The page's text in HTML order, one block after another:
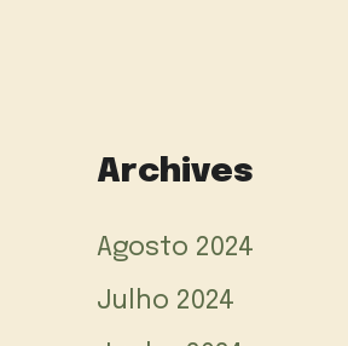
Archives
Agosto 2024
Julho 2024